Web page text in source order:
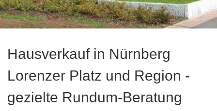
Hausverkauf in Nürnberg
Lorenzer Platz und Region -
gezielte Rundum-Beratung